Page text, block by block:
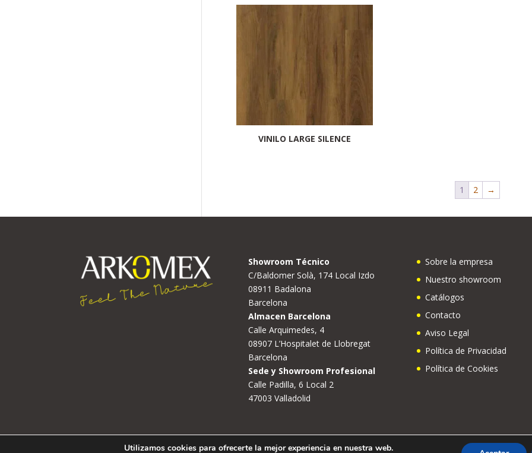
VINILO LARGE SILENCE
1 2 →
Showroom Técnico
C/Baldomer Solà, 174 Local Izdo
08911 Badalona
Barcelona
Almacen Barcelona
Calle Arquimedes, 4
08907 L’Hospitalet de Llobregat
Barcelona
Sede y Showroom Profesional
Calle Padilla, 6 Local 2
47003 Valladolid
Sobre la empresa
Nuestro showroom
Catálogos
Contacto
Aviso Legal
Política de Privacidad
Política de Cookies
Utilizamos cookies para ofrecerte la mejor experiencia en nuestra web.